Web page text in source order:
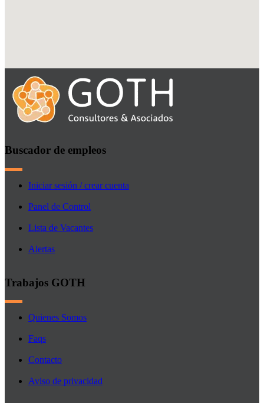
Buscador de empleos
Iniciar sesión / crear cuenta
Panel de Control
Lista de Vacantes
Alertas
Trabajos GOTH
Quienes Somos
Faqs
Contacto
Aviso de privacidad